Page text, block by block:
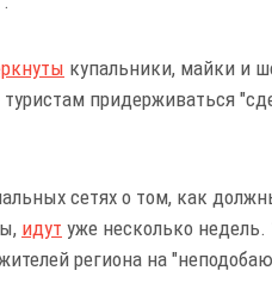
купальники, майки и
придерживаться
сетях о том, как
идут уже несколько
региона на